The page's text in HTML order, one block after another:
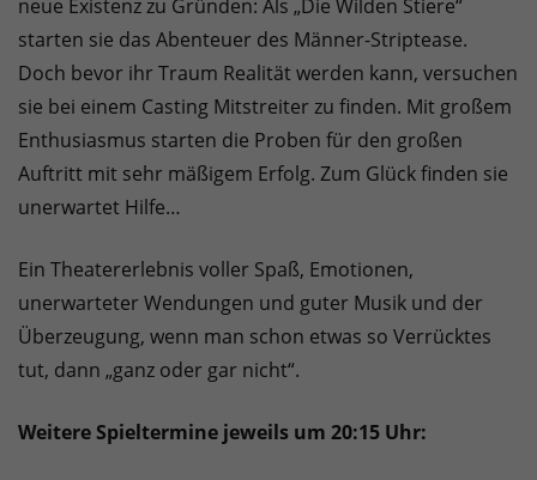
neue Existenz zu Gründen: Als „Die Wilden Stiere“
starten sie das Abenteuer des Männer-Striptease.
Doch bevor ihr Traum Realität werden kann, versuchen
sie bei einem Casting Mitstreiter zu finden. Mit großem
Enthusiasmus starten die Proben für den großen
Auftritt mit sehr mäßigem Erfolg. Zum Glück finden sie
unerwartet Hilfe…
Ein Theatererlebnis voller Spaß, Emotionen,
unerwarteter Wendungen und guter Musik und der
Überzeugung, wenn man schon etwas so Verrücktes
tut, dann „ganz oder gar nicht“.
Weitere Spieltermine jeweils um 20:15 Uhr: